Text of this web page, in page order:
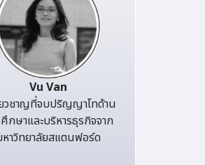
Vu Van
วชาญที่จบปริญญาโทด้าน
กษาและบริหารธุรกิจจาก
าวิทยาลัยสแตนฟอร์ด